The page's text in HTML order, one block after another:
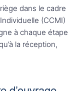
dans le cadre
(CCMI)
à chaque étape
la réception,